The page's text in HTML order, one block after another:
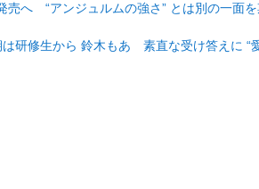
売へ “アンジュルムの強さ” とは別の一面
は研修生から 鈴木もあ 素直な受け答えに “